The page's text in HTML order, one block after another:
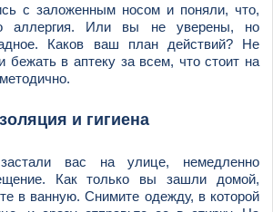
с заложенным носом и поняли, что,
аллергия. Или вы не уверены, но
Каков ваш план действий? Не
бежать в аптеку за всем, что стоит на
и гигиена
вас на улице, немедленно
Как только вы зашли домой,
в ванную. Снимите одежду, в которой